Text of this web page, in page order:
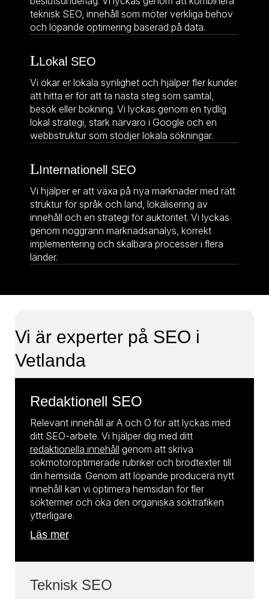
teknisk SEO, innehåll som möter verkliga behov
och löpande optimering baserad på data.
Lokal SEO
Vi ökar er lokala synlighet och hjälper fler kunder
att hitta er för att ta nästa steg som samtal,
besök eller bokning. Vi lyckas genom en tydlig
lokal strategi, stark närvaro i Google och en
webbstruktur som stödjer lokala sökningar.
Internationell SEO
Vi hjälper er att växa på nya marknader med rätt
struktur för språk och land, lokalisering av
innehåll och en strategi för auktoritet. Vi lyckas
genom noggrann marknadsanalys, korrekt
implementering och skalbara processer i flera
länder.
Vi är experter på SEO i
Vetlanda
Redaktionell SEO
Relevant innehåll är A och O för att lyckas med
ditt SEO-arbete. Vi hjälper dig med ditt
redaktionella innehåll genom att skriva
sökmotoroptimerade rubriker och brödtexter till
din hemsida. Genom att löpande producera nytt
innehåll kan vi optimera hemsidan för fler
söktermer och öka den organiska söktrafiken
ytterligare.
Läs mer
Teknisk SEO